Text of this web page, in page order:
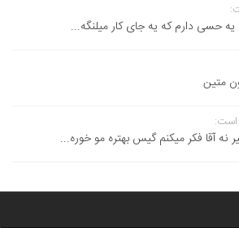
حسی دارم که یه جای کار میلنگه...
متین
نه آقا فکر میکنم گیس بهتره مو خوره...